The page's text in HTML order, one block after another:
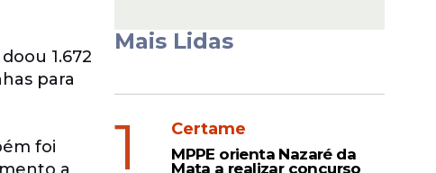
1.672
para
foi
Mais Lidas
1 Certame
MPPE orienta Nazaré da
Mata a realizar concurso